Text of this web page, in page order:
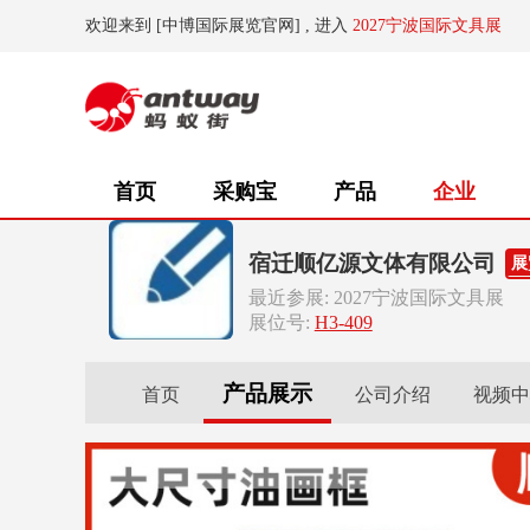
欢迎来到 [中博国际展览官网] , 进入 2027宁波国际文具展
首页 采购宝 产品 企业
宿迁顺亿源文体有限公司
最近参展: 2027宁波国际文具展
展位号: H3-409
首页 产品展示 公司介绍 视频